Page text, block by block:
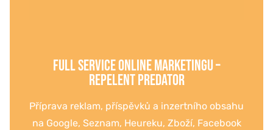
FULL SERVICE ONLINE MARKETINGU –
REPELENT PREDATOR
Příprava reklam, příspěvků a inzertního obsahu
na Google, Seznam, Heureku, Zboží, Facebook